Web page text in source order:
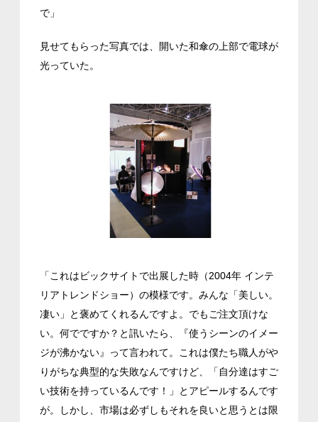
で」
見せてもらった写真では、開いた和傘の上部で電球が
光っていた。
「これはビックサイトで出展した時（2004年 インテ
リアトレンドショー）の模様です。みんな「美しい。
凄い」と褒めてくれるんですよ。でもご注文頂けな
い。何でですか？と訊いたら、『使うシーンのイメー
ジが沸かない』って言われて。これは僕たち職人がや
りがちな典型的な失敗なんですけど、「自分達はすご
い技術を持っているんです！」とアピールするんです
が。しかし、市場は必ずしもそれを良いと思うとは限